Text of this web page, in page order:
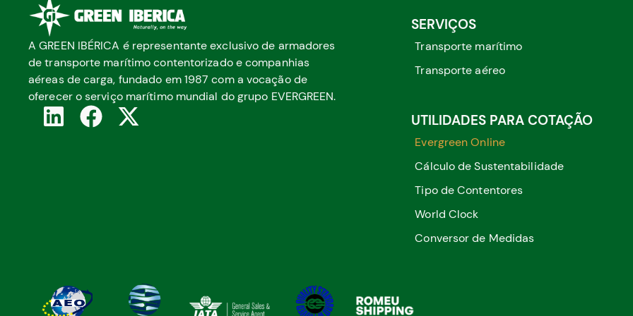
A GREEN IBÉRICA é representante exclusivo de armadores
de transporte marítimo contentorizado e companhias
aéreas de carga, fundado em 1987 com a vocação de
oferecer o serviço marítimo mundial do grupo EVERGREEN.
SERVIÇOS
Transporte marítimo
Transporte aéreo
UTILIDADES PARA COTAÇÃO
Evergreen Online
Cálculo de Sustentabilidade
Tipo de Contentores
World Clock
Conversor de Medidas